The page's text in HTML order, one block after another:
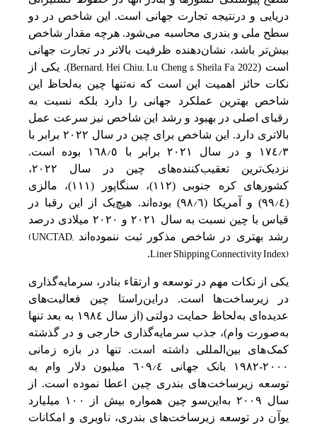
دریایی‌ و درنتیجه‌ تجار ت جهانی‌ است‌. این‌ شاخص‌ در دو
سطح‌ ملی‌ و بندری محاسبه‌ می‌شود. هرچه‌ مقدار شاخص‌
بیش‌تر باشد، نشان‌دهنده ظرفیت‌ بالاتر در تجارت جهانی‌
است (Bernard; Hei Chiu; Lu Cheng & Sheila Fa, 2022). یکی‌ از
نکات حائز اهمیت‌ این‌ است‌ که‌ نه‌‌تنها چین‌ به‌‌لحاظ این‌
شاخص‌ بهترین‌ عملکرد جهانی‌ را دارد بلکه‌ نسبت‌ به‌
رقبای اصلی‌ در بهبود و رشد این‌ شاخص‌ نیز سرعت‌ عمل‌
بالاتری دارد. این‌ شاخص‌ برای چین‌ در سال ٢٠٢٢ برابر با
٣/١٧٤ و در سال ٢٠٢١ برابر با ٥ /
١٦٨ بوده است‌.
نزدیک‌ترین‌ تعقیب‌کننده‌های چین‌ در سال ٢٠٢٢،
کشورهای کره جنوبی‌ (١١٢)، سنگاپور (١١١)، مالزی
(٤ /٩٩) و آمریکا (٦ /
٩٨) بوده‌اند. هیچ‌‌یک‌ از این‌ رقبا در
قیاس با چین‌ نسبت‌ به‌ سال ٢٠٢١ و ٢٠٢٠ میلادی درصد
رشد بهتری در شاخص‌ مذکور ثبت‌ ننموده‌اند (UNCTAD;
Liner Shipping Connectivity Index)
.
یکی‌ از نکات مهم‌ در توسعه‌ و ارتقاء بنادر، سرمایه‌گذاری
در زیرساخت‌ها است‌. دراین‌راستا چین‌ فعالیت‌های
عدیده‌ای به‌‌لحاظ حمایت‌ دولتی‌ (از سال ١٩٨٤ به‌ بعد تنها
به‌‌صورت وام)، جذب سرمایه‌گذاری خارجی‌ و در گذشته‌
کمک‌های بین‌المللی‌ داشته‌ است‌. تنها در بازه زمانی‌
٢٠٠٠-١٩٨٢ بانک‌ جهانی‌ ٤
/
٦٠٩ میلیون دلار وام به‌
توسعه‌ زیرساخت‌های بندری چین‌ اعطا نموده است‌. از
سال ٢٠٠٩ به‌‌این‌‌سو چین‌ همواره بیش‌ از ١٠٠ میلیارد
یوآن در توسعه‌ زیرساخت‌های بندری، ناوبری و امکانات